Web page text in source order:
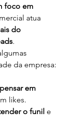
foco em
atua
do
.
da empresa:
em
likes.
o funil e